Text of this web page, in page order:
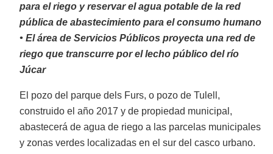
para el riego y reservar el agua potable de la red
pública de abastecimiento para el consumo humano
• El área de Servicios Públicos proyecta una red de
riego que transcurre por el lecho público del río
Júcar
El pozo del parque dels Furs, o pozo de Tulell,
construido el año 2017 y de propiedad municipal,
abastecerá de agua de riego a las parcelas municipales
y zonas verdes localizadas en el sur del casco urbano.